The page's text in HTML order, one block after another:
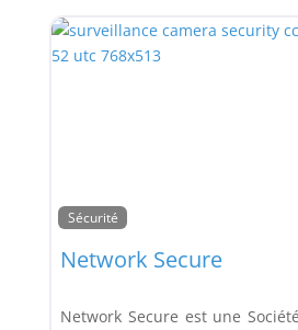
Sécurité
Network Secure
Network Secure est une